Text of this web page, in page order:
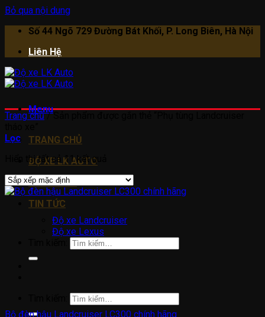
Bỏ qua nội dung
Số 44 Ngõ 729 Đường Bát Khối, P. Long Biên, Hà Nội
Liên Hệ
Menu
TRANG CHỦ
ĐỘ XE LK AUTO
Về LK Auto
TIN TỨC
Độ xe Landcruiser
Độ xe Lexus
Trang chủ /Sản phẩm được gắn thẻ “Phụ tùng Landcruiser
Lọc
Hiển thị tất cả 11 kết quả
Bộ đèn hậu Landcruiser LC300 chính hãng